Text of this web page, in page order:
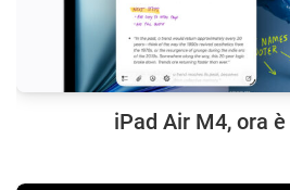
iPad Air M4, ora